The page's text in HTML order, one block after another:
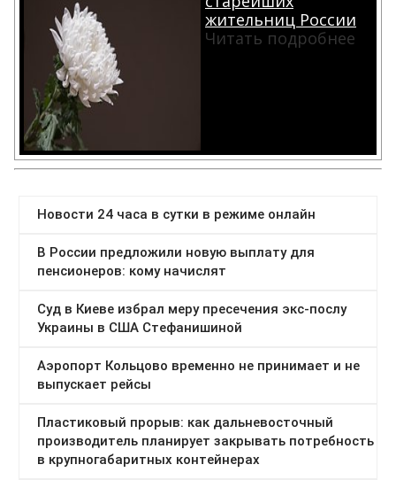
жительниц России
Читать подробнее